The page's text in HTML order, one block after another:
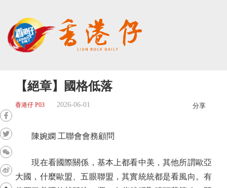
【絕章】國格低落
香港仔 P03 2026-06-01 分享
陳婉嫻 工聯會會務顧問
現在看國際關係，基本上都看中美，其他所謂歐亞
大國，什麼歐盟、五眼聯盟，其實統統都是看風向。有